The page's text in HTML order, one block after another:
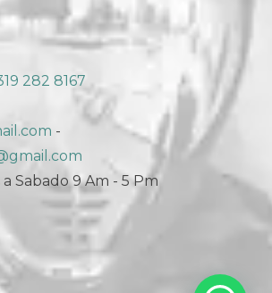
282 8167
-
Sabado 9 Am - 5 Pm